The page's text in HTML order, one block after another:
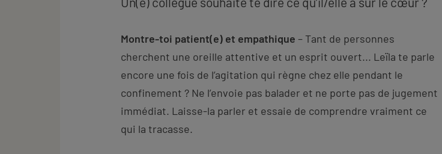
Montre-toi patient(e) et empathique – Tant de personnes
cherchent une oreille attentive et un esprit ouvert... Leïla te parle
encore une fois de l’agitation qui règne chez elle pendant le
confinement ? Ne l’envoie pas balader et ne porte pas de jugement
immédiat. Laisse-la parler et essaie de comprendre vraiment ce
qui la tracasse.